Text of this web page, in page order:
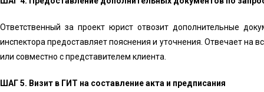
Ответственный за проект юрист отвозит дополнительные
инспектора предоставляет пояснения и уточнения. Отвечает на
или совместно с представителем клиента.
ШАГ 5. Визит в ГИТ на составление акта и предписания